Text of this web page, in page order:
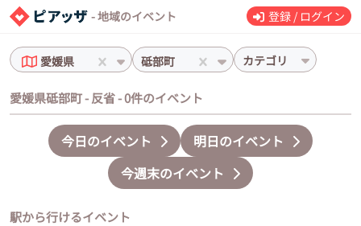
- 地域のイベント 登録 / ログイン
愛媛県 砥部町 カテゴリ
愛媛県砥部町 - 反省 - 0件のイベント
今日のイベント
明日のイベント
今週末のイベント
駅から行けるイベント